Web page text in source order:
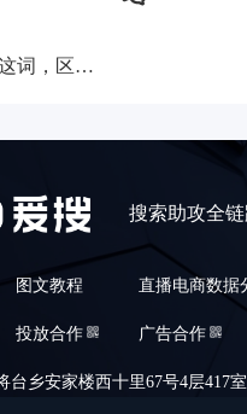
我为啥造DSO这词，区别短视频SEO
搜索助攻全
图文教程 直播电商数据
投放合作 广告合作
台乡安家楼西十里67号4层417室